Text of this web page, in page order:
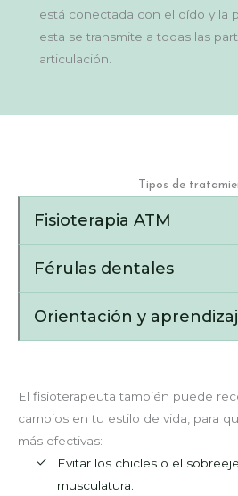
está conectada con el oído y la
esta se transmite a todas las
articulación.
Tipos de
Fisioterapia ATM
Férulas dentales
Orientación y
El fisioterapeuta también puede
cambios en tu estilo de vida, para
más efectivas:
Evitar los chicles o el
musculatura.